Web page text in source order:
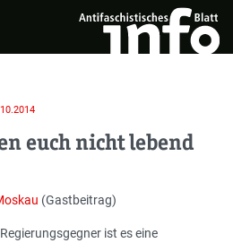
öffnen
euch nicht lebend
(Gastbeitrag)
ist es eine